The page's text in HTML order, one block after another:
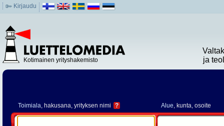
Kirjaudu
Kotimainen yrityshakemisto
ja
Toimiala, hakusana, yrityksen nimi ? Alue, kunta, osoite